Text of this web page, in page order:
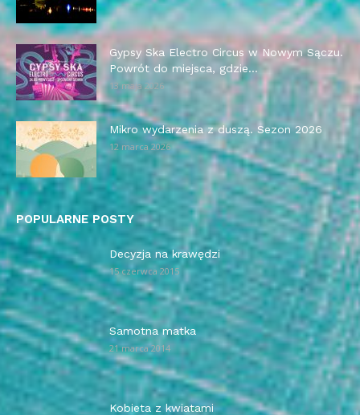
Gypsy Ska Electro Circus w Nowym Sączu.
Powrót do miejsca, gdzie...
13 maja 2026
Mikro wydarzenia z duszą. Sezon 2026
12 marca 2026
POPULARNE POSTY
Decyzja na krawędzi
15 czerwca 2015
Samotna matka
21 marca 2014
Kobieta z kwiatami